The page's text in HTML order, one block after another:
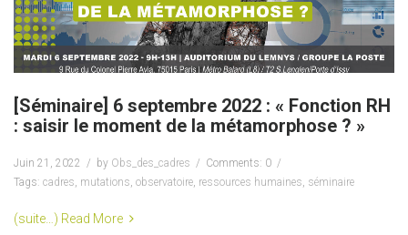
[Séminaire] 6 septembre 2022 : « Fonction RH
: saisir le moment de la métamorphose ? »
Juin 21, 2022 by Obs_des_cadres
Comments: 0
Tags: cadres, mutations, observatoire, ressources humaines, séminaire
(suite…) Read More